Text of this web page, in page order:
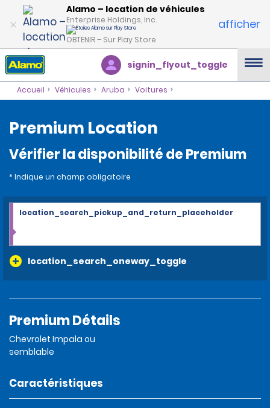
Alamo – location de véhicules
Enterprise Holdings, Inc.
OBTENIR – Sur Play Store
afficher
signin_flyout_toggle
Accueil Véhicules Aruba Voitures
Premium Location
Vérifier la disponibilité de Premium
* Indique un champ obligatoire
location_search_oneway_toggle
location_search_pickup_and_return_placeholder
Premium Détails
Chevrolet Impala ou
semblable
Caractéristiques